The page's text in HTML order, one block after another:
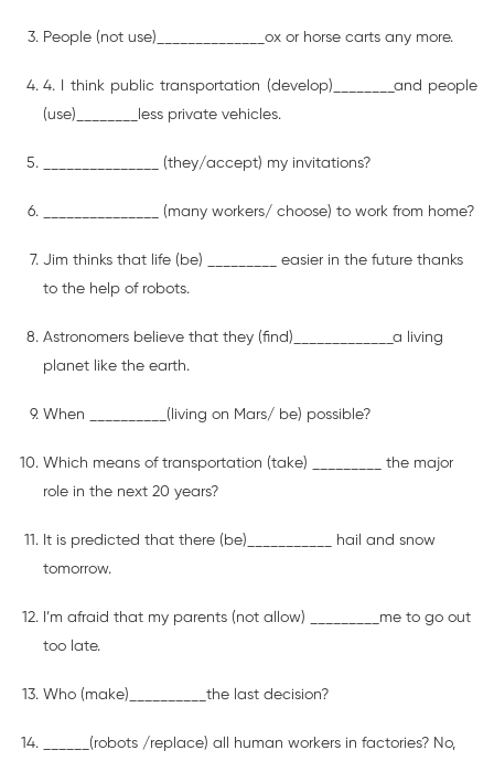
People (not use)______________ox or horse carts any more.
4. I think public transportation (develop)________and people
(use)________less private vehicles.
_______________ (they/accept) my invitations?
_______________ (many workers/ choose) to work from home?
Jim thinks that life (be) _________ easier in the future thanks
to the help of robots.
Astronomers believe that they (find)_____________a living
planet like the earth.
When __________(living on Mars/ be) possible?
Which means of transportation (take) _________ the major
role in the next 20 years?
It is predicted that there (be)___________ hail and snow
tomorrow.
I’m afraid that my parents (not allow) _________me to go out
too late.
Who (make)__________the last decision?
______(robots /replace) all human workers in factories? No,